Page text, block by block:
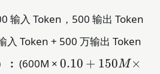
输入 Token，500 输出 Token
入 Token + 500 万输出 Token
： (600M × 0.10
0.10 + 150M×